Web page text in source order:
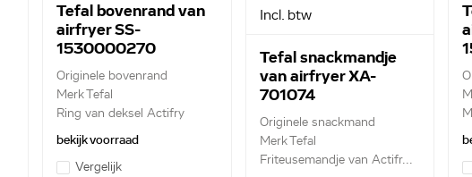
Tefal bovenrand van
airfryer SS-
1530000270
Originele bovenrand
Merk Tefal
Ring van deksel Actifry
bekijk voorraad
Vergelijk
Incl. btw
Tefal snackmandje
van airfryer XA-
701074
Originele snackmand
Merk Tefal
Friteusemandje van Actifr...